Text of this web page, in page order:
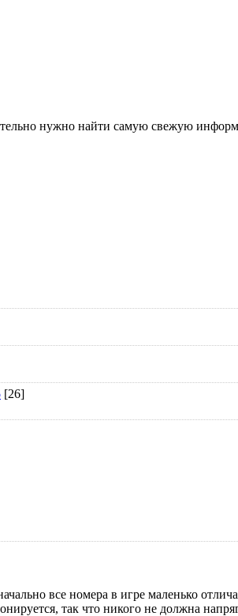
нужно найти самую свежую
[26]
все номера в игре маленько
так что никого не должна